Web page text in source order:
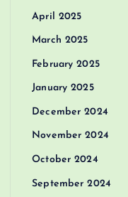
April 2025
March 2025
February 2025
January 2025
December 2024
November 2024
October 2024
September 2024